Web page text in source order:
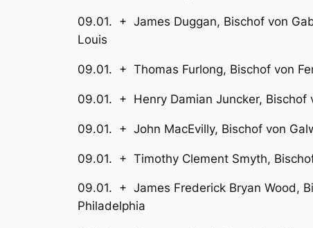
09.01. + James Duggan,
Louis
09.01. + Thomas Furlong,
09.01. + Henry Damian
09.01. + John MacEvilly,
09.01. + Timothy Clement Smyth,
09.01. + James Frederick Bryan
Philadelphia